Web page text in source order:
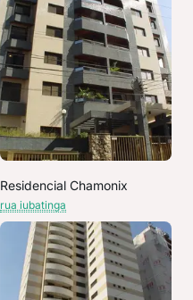
Residencial Chamonix
rua iubatinga